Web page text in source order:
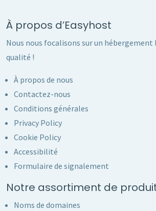
À propos d’Easyhost
Nous nous focalisons sur un hébergement
qualité !
À propos de nous
Contactez-nous
Conditions générales
Privacy Policy
Cookie Policy
Accessibilité
Formulaire de signalement
Notre assortiment de
Noms de domaines